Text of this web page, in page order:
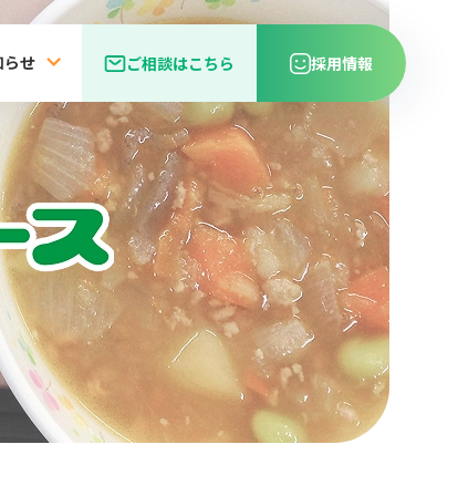
らせ ご相談はこちら 採用情報